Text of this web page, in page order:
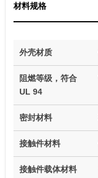
材料规格
外壳材质
阻燃等级，符合
UL 94
密封材料
接触件材料
接触件载体材料